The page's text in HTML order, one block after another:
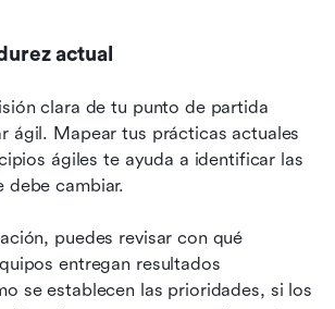
actual
clara de tu punto de partida
ágil. Mapear tus prácticas actuales
ágiles te ayuda a identificar las
debe cambiar.
puedes revisar con qué
entregan resultados
se establecen las prioridades, si los